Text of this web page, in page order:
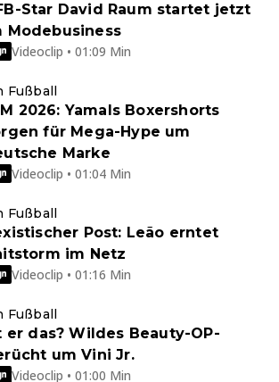
Star David Raum startet jetzt
Modebusiness
Videoclip • 01:09 Min
Fußball
2026: Yamals Boxershorts
für Mega-Hype um
Marke
Videoclip • 01:04 Min
Fußball
Post: Leão erntet
im Netz
Videoclip • 01:16 Min
Fußball
er das? Wildes Beauty-OP-
um Vini Jr.
Videoclip • 01:00 Min